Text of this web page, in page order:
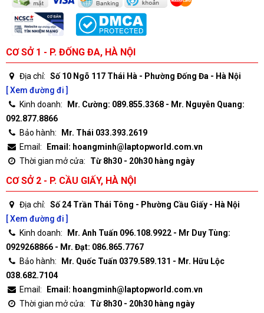
CƠ SỞ 1 - P. ĐỐNG ĐA, HÀ NỘI
Địa chỉ: Số 10 Ngõ 117 Thái Hà - Phường Đống Đa - Hà Nội
[ Xem đường đi ]
Kinh doanh:
Mr. Cường: 089.855.3368 - Mr. Nguyễn Quang:
092.877.8866
Bảo hành:
Mr. Thái 033.393.2619
Email:
Email: hoangminh@laptopworld.com.vn
Thời gian mở cửa:
Từ 8h30 - 20h30 hàng ngày
CƠ SỞ 2 - P. CẦU GIẤY, HÀ NỘI
Địa chỉ: Số 24 Trần Thái Tông - Phường Cầu Giấy - Hà Nội
[ Xem đường đi ]
Kinh doanh:
Mr. Anh Tuấn 096.108.9922 - Mr Duy Tùng:
0929268866 - Mr. Đạt: 086.865.7767
Bảo hành:
Mr. Quốc Tuấn 0379.589.131 - Mr. Hữu Lộc
038.682.7104
Email:
Email: hoangminh@laptopworld.com.vn
Thời gian mở cửa:
Từ 8h30 - 20h30 hàng ngày